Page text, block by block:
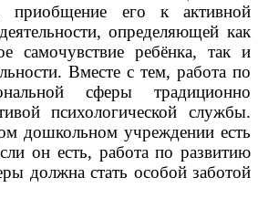
приобщение его к активной
определяющей как
самочувствие ребёнка, так и
Вместе с тем, работа по
сферы традиционно
психологической службы.
дошкольном учреждении есть
он есть, работа по развитию
должна стать особой заботой